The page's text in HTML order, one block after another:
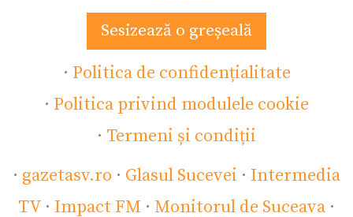
Sesizează o greșeală
· Politica de confidențialitate
· Politica privind modulele cookie
· Termeni și condiții
· gazetasv.ro · Glasul Sucevei · Intermedia
TV · Impact FM · Monitorul de Suceava ·